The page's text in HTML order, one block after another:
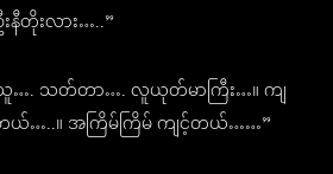
တိုးလား…..”
သတ်တာ…. လူယုတ်မာကြီး…။ ကျ
ယ်…..။ အကြိမ်ကြိမ် ကျင့်တယ်……”